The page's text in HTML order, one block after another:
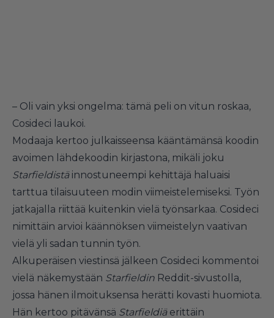
– Oli vain yksi ongelma: tämä peli on vitun roskaa,
Cosideci laukoi.
Modaaja kertoo julkaisseensa kääntämänsä koodin
avoimen lähdekoodin kirjastona, mikäli joku
Starfieldistäinnostuneempi kehittäjä haluaisi
tarttua tilaisuuteen modin viimeistelemiseksi. Työn
jatkajalla riittää kuitenkin vielä työnsarkaa. Cosideci
nimittäin arvioi käännöksen viimeistelyn vaativan
vielä yli sadan tunnin työn.
Alkuperäisen viestinsä jälkeen Cosideci kommentoi
vielä näkemystään Starfieldin Reddit-sivustolla,
jossa hänen ilmoituksensa herätti kovasti huomiota.
Hän kertoo pitävänsä Starfieldiä erittäin